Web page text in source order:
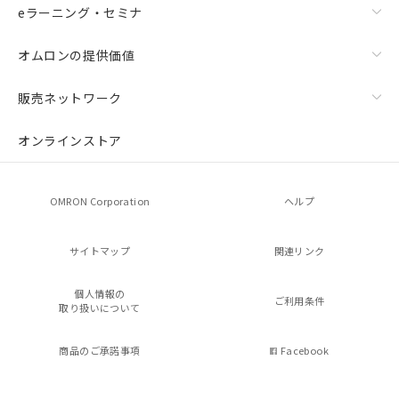
eラーニング・セミナ
オムロンの提供価値
販売ネットワーク
オンラインストア
OMRON Corporation ヘルプ
サイトマップ 関連リンク
個人情報の
取り扱いについて
ご利用条件
商品のご承諾事項 Facebook